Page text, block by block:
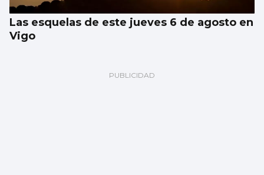
Las esquelas de este jueves 6 de agosto en
Vigo